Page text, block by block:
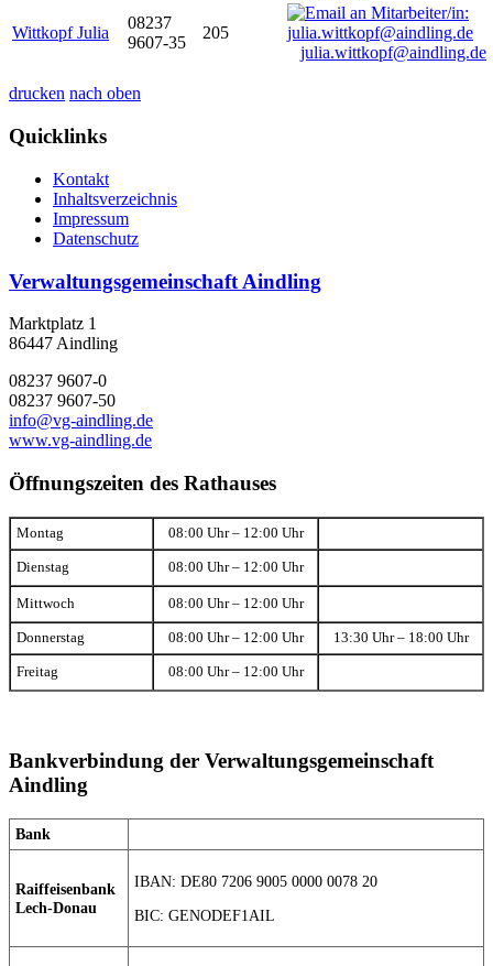
Wittkopf Julia
08237
9607-35
205
julia.wittkopf@aindling.de
drucken nach oben
Quicklinks
Kontakt
Inhaltsverzeichnis
Impressum
Datenschutz
Verwaltungsgemeinschaft Aindling
Marktplatz 1
86447 Aindling
08237 9607-0
08237 9607-50
info@vg-aindling.de
www.vg-aindling.de
Öffnungszeiten des Rathauses
Montag 08:00 Uhr – 12:00 Uhr
Dienstag 08:00 Uhr – 12:00 Uhr
Mittwoch 08:00 Uhr – 12:00 Uhr
Donnerstag 08:00 Uhr – 12:00 Uhr 13:30 Uhr – 18:00 Uhr
Freitag 08:00 Uhr – 12:00 Uhr
Bankverbindung der Verwaltungsgemeinschaft
Aindling
Bank
Raiffeisenbank
Lech-Donau
IBAN: DE80 7206 9005 0000 0078 20
BIC: GENODEF1AIL